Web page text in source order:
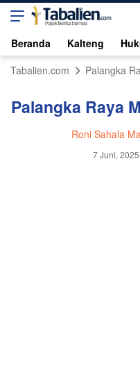
Beranda Kalteng
Tabalien.com
Palangka
Palangka Raya
Roni Sahala
7 Juni,